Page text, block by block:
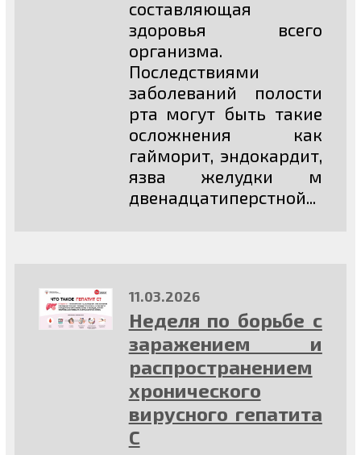
составляющая
здоровья всего
организма.
Последствиями
заболеваний полости
рта могут быть такие
осложнения как
гайморит, эндокардит,
язва желудки м
двенадцатиперстной...
11.03.2026
Неделя по борьбе с
заражением и
распространением
хронического
вирусного гепатита
С